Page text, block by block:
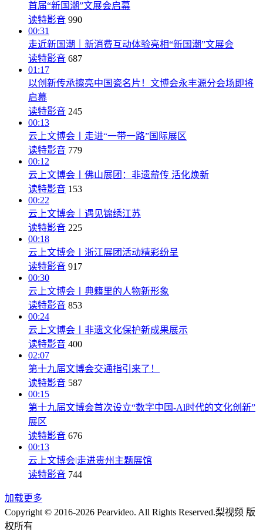
首届“新国潮”文展会启幕
读特影音 990
00:31
走近新国潮｜新消费互动体验亮相“新国潮”文展会
读特影音 687
01:17
以创新传承擦亮中国瓷名片！文博会永丰源分会场即将
启幕
读特影音 245
00:13
云上文博会丨走进“一带一路”国际展区
读特影音 779
00:12
云上文博会丨佛山展团：非遗薪传 活化焕新
读特影音 153
00:22
云上文博会｜遇见锦绣江苏
读特影音 225
00:18
云上文博会丨浙江展团活动精彩纷呈
读特影音 917
00:30
云上文博会丨典籍里的人物新形象
读特影音 853
00:24
云上文博会丨非遗文化保护新成果展示
读特影音 400
02:07
第十九届文博会交通指引来了！
读特影音 587
00:15
第十九届文博会首次设立“数字中国-Al时代的文化创新”
展区
读特影音 676
00:13
云上文博会|走进贵州主题展馆
读特影音 744
加载更多
Copyright © 2016-2026 Pearvideo. All Rights Reserved.梨视频 版
权所有